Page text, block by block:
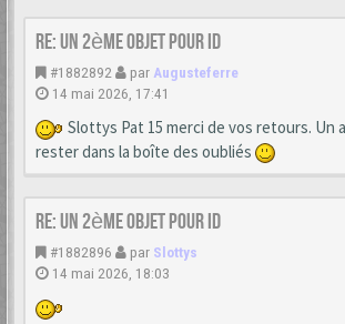
Re: Un 2ème objet pour ID
#1882892 par Augusteferre
14 mai 2026, 17:41
Slottys Pat 15 merci de vos retours. Un
rester dans la boîte des oubliés
Re: Un 2ème objet pour ID
#1882896 par Slottys
14 mai 2026, 18:03